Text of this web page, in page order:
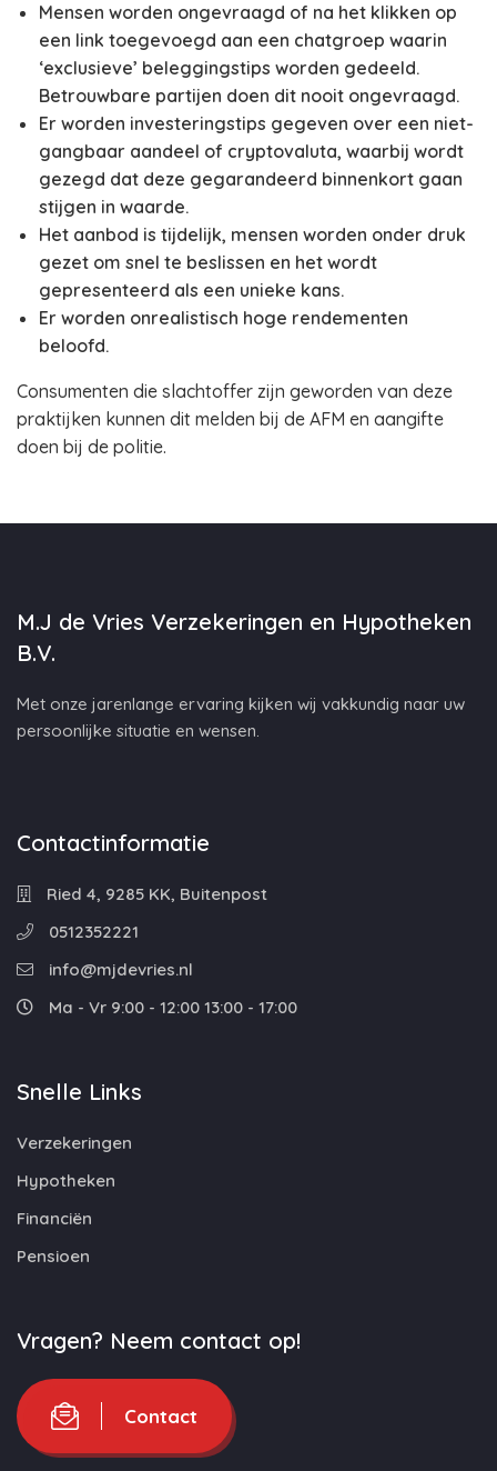
Mensen worden ongevraagd of na het klikken op
een link toegevoegd aan een chatgroep waarin
‘exclusieve’ beleggingstips worden gedeeld.
Betrouwbare partijen doen dit nooit ongevraagd.
Er worden investeringstips gegeven over een niet-
gangbaar aandeel of cryptovaluta, waarbij wordt
gezegd dat deze gegarandeerd binnenkort gaan
stijgen in waarde.
Het aanbod is tijdelijk, mensen worden onder druk
gezet om snel te beslissen en het wordt
gepresenteerd als een unieke kans.
Er worden onrealistisch hoge rendementen
beloofd.
Consumenten die slachtoffer zijn geworden van deze
praktijken kunnen dit melden bij de AFM en aangifte
doen bij de politie.
M.J de Vries Verzekeringen en Hypotheken
B.V.
Met onze jarenlange ervaring kijken wij vakkundig naar uw
persoonlijke situatie en wensen.
Contactinformatie
Ried 4, 9285 KK, Buitenpost
0512352221
info@mjdevries.nl
Ma - Vr 9:00 - 12:00 13:00 - 17:00
Snelle Links
Verzekeringen
Hypotheken
Financiën
Pensioen
Vragen? Neem contact op!
Contact